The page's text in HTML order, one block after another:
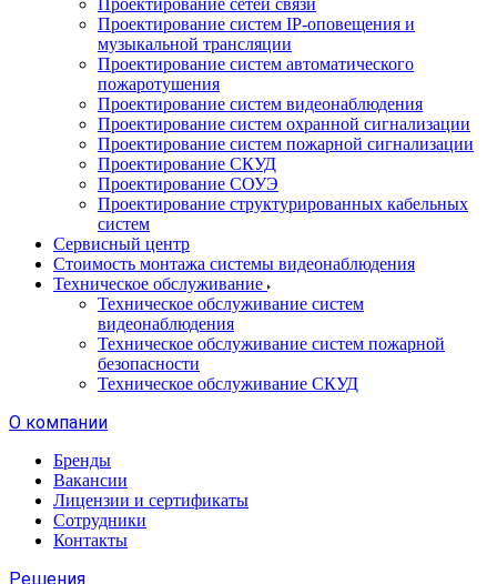
Проектирование сетей связи
Проектирование систем IP-оповещения и
музыкальной трансляции
Проектирование систем автоматического
пожаротушения
Проектирование систем видеонаблюдения
Проектирование систем охранной сигнализации
Проектирование систем пожарной сигнализации
Проектирование СКУД
Проектирование СОУЭ
Проектирование структурированных кабельных
систем
Сервисный центр
Стоимость монтажа системы видеонаблюдения
Техническое обслуживание
Техническое обслуживание систем
видеонаблюдения
Техническое обслуживание систем пожарной
безопасности
Техническое обслуживание СКУД
О компании
Бренды
Вакансии
Лицензии и сертификаты
Сотрудники
Контакты
Решения